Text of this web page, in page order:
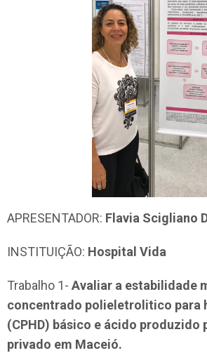
APRESENTADOR: Flavia Scigliano
INSTITUIÇÃO: Hospital Vida
Trabalho 1- Avaliar a estabilidade
concentrado polieletrolitico para
(CPHD) básico e ácido produzido
privado em Maceió.